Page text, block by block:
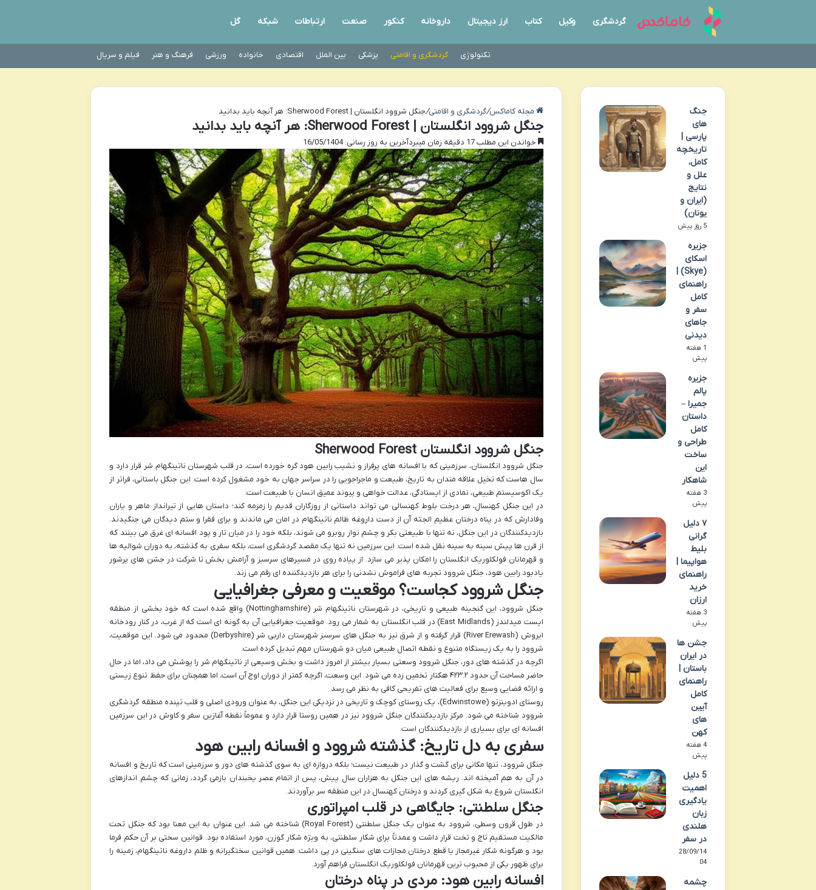
گردشگری وکیل کتاب ارز دیجیتال داروخانه کنکور صنعت ارتباطات شبکه گل
تکنولوژی گردشگری و اقامتی پزشکی بین الملل اقتصادی خانواده ورزشی فرهنگ و هنر فیلم و سریال
مجله کاماکس/گردشگری و اقامتی/جنگل شروود انگلستان | Sherwood Forest: هر آنچه باید بدانید
جنگل شروود انگلستان | Sherwood Forest: هر آنچه باید بدانید
آخرین به روز رسانی: 16/05/1404 خواندن این مطلب 17 دقیقه زمان میبرد
جنگل شروود انگلستان Sherwood Forest
جنگل شروود انگلستان، سرزمینی که با افسانه های پرفراز و نشیب رابین هود گره خورده است، در قلب شهرستان ناتینگهام شر قرار دارد و
سال هاست که تخیل علاقه مندان به تاریخ، طبیعت و ماجراجویی را در سراسر جهان به خود مشغول کرده است. این جنگل باستانی، فراتر از
یک اکوسیستم طبیعی، نمادی از ایستادگی، عدالت خواهی و پیوند عمیق انسان با طبیعت است.
در این جنگل کهنسال، هر درخت بلوط کهنسالی می تواند داستانی از روزگاران قدیم را زمزمه کند؛ داستان هایی از تیرانداز ماهر و یاران
وفادارش که در پناه درختان عظیم الجثه آن از دست داروغه ظالم ناتینگهام در امان می ماندند و برای فقرا و ستم دیدگان می جنگیدند.
بازدیدکنندگان در این جنگل، نه تنها با طبیعتی بکر و چشم نواز روبرو می شوند، بلکه خود را در میان تار و پود افسانه ای غرق می بینند که
از قرن ها پیش سینه به سینه نقل شده است. این سرزمین نه تنها یک مقصد گردشگری است، بلکه سفری به گذشته، به دوران شوالیه ها
و قهرمانان فولکلوریک انگلستان را امکان پذیر می سازد. از پیاده روی در مسیرهای سرسبز و آرامش بخش تا شرکت در جشن های پرشور
یادبود رابین هود، جنگل شروود تجربه های فراموش نشدنی را برای هر بازدیدکننده ای رقم می زند.
جنگل شروود کجاست؟ موقعیت و معرفی جغرافیایی
جنگل شروود، این گنجینه طبیعی و تاریخی، در شهرستان ناتینگهام شر (Nottinghamshire) واقع شده است که خود بخشی از منطقه
ایست میدلندز (East Midlands) در قلب انگلستان به شمار می رود. موقعیت جغرافیایی آن به گونه ای است که از غرب، در کنار رودخانه
ایروش (River Erewash) قرار گرفته و از شرق نیز به جنگل های سرسبز شهرستان داربی شر (Derbyshire) محدود می شود. این موقعیت،
شروود را به یک زیستگاه متنوع و نقطه اتصال طبیعی میان دو شهرستان مهم تبدیل کرده است.
اگرچه در گذشته های دور، جنگل شروود وسعتی بسیار بیشتر از امروز داشت و بخش وسیعی از ناتینگهام شر را پوشش می داد، اما در حال
حاضر مساحت آن حدود ۴۲۳.۲ هکتار تخمین زده می شود. این وسعت، اگرچه کمتر از دوران اوج آن است، اما همچنان برای حفظ تنوع زیستی
و ارائه فضایی وسیع برای فعالیت های تفریحی کافی به نظر می رسد.
روستای ادوینزتو (Edwinstowe)، یک روستای کوچک و تاریخی در نزدیکی این جنگل، به عنوان ورودی اصلی و قلب تپنده منطقه گردشگری
شروود شناخته می شود. مرکز بازدیدکنندگان جنگل شروود نیز در همین روستا قرار دارد و عموماً نقطه آغازین سفر و کاوش در این سرزمین
افسانه ای برای بسیاری از بازدیدکنندگان است.
سفری به دل تاریخ: گذشته شروود و افسانه رابین هود
جنگل شروود، تنها مکانی برای گشت و گذار در طبیعت نیست؛ بلکه دروازه ای به سوی گذشته های دور و سرزمینی است که تاریخ و افسانه
در آن به هم آمیخته اند. ریشه های این جنگل به هزاران سال پیش، پس از اتمام عصر یخبندان بازمی گردد، زمانی که چشم اندازهای
انگلستان شروع به شکل گیری کردند و درختان کهنسال در این منطقه سر برآوردند.
جنگل سلطنتی: جایگاهی در قلب امپراتوری
در طول قرون وسطی، شروود به عنوان یک جنگل سلطنتی (Royal Forest) شناخته می شد. این عنوان به این معنا بود که جنگل تحت
مالکیت مستقیم تاج و تخت قرار داشت و عمدتاً برای شکار سلطنتی، به ویژه شکار گوزن، مورد استفاده بود. قوانین سختی بر آن حکم فرما
بود و هرگونه شکار غیرمجاز یا قطع درختان مجازات های سنگینی در پی داشت. همین قوانین سختگیرانه و ظلم داروغه ناتینگهام، زمینه را
برای ظهور یکی از محبوب ترین قهرمانان فولکلوریک انگلستان فراهم آورد.
افسانه رابین هود: مردی در پناه درختان
جنگ
های
پارسی |
تاریخچه
کامل،
علل و
نتایج
(ایران و
یونان)
5 روز پیش
جزیره
اسکای
(Skye) |
راهنمای
کامل
سفر و
جاهای
دیدنی
1 هفته
پیش
جزیره
پالم
جمیرا –
داستان
کامل
طراحی و
ساخت
این
شاهکار
3 هفته
پیش
۷ دلیل
گرانی
بلیط
هواپیما |
راهنمای
خرید
ارزان
3 هفته
پیش
جشن ها
در ایران
باستان |
راهنمای
کامل
آیین
های
کهن
4 هفته
پیش
5 دلیل
اهمیت
یادگیری
زبان
هلندی
در سفر
28/09/14
04
چشمه